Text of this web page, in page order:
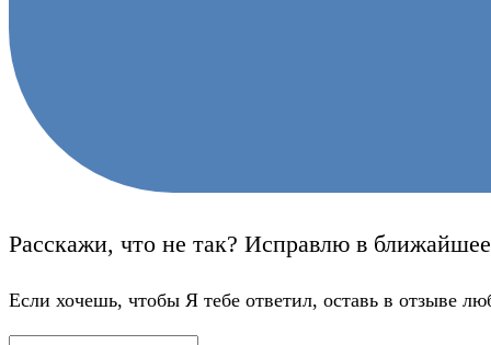
Расскажи, что не так? Исправлю в
Если хочешь, чтобы Я тебе ответил, оставь в отзыве